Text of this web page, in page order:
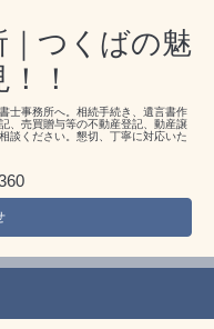
｜つくばの魅
！
士事務所へ。相続手続き、遺言書作
、売買贈与等の不動産登記、動産譲
談ください。懇切、丁寧に対応いた